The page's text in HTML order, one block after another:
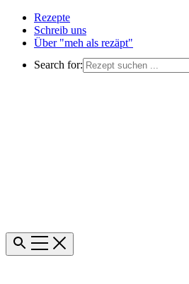
Rezepte
Schreib uns
Über "meh als rezäpt"
Search for: